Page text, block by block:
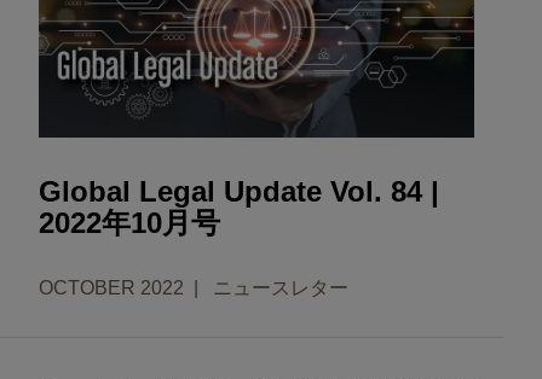
Global Legal Update Vol. 84 |
2022年10月号
OCTOBER 2022 ニュースレター